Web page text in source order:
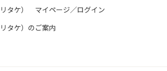
タケ） マイページ／ログイン
タケ）のご案内